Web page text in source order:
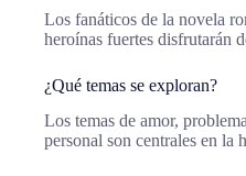
Los fanáticos de la novela
heroínas fuertes disfrutarán
¿Qué temas se exploran?
Los temas de amor,
personal son centrales en la